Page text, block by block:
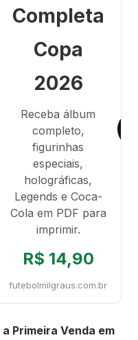
Completa
Copa
2026
Receba álbum
completo,
figurinhas
especiais,
holográficas,
Legends e Coca-
Cola em PDF para
imprimir.
R$ 14,90
futebolmilgraus.com.br
Primeira Venda em